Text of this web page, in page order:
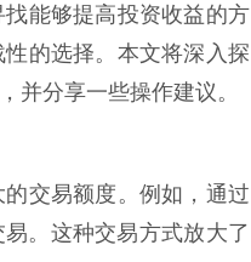
能够提高投资收益的方
的选择。本文将深入探
并分享一些操作建议。
交易额度。例如，通过
。这种交易方式放大了